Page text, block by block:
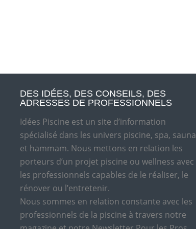
DES IDÉES, DES CONSEILS, DES
ADRESSES DE PROFESSIONNELS
Idées Piscine est un site d’information
spécialisé dans les univers piscine, spa, sauna
et hammam. Nous mettons en relation les
porteurs d’un projet piscine ou wellness avec
les professionnels capables de le réaliser, le
rénover ou l’entretenir.
Nous sommes en relation constante avec les
professionnels de la piscine à travers notre